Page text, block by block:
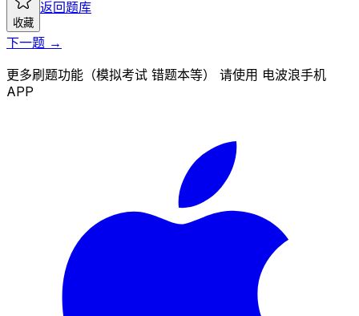
收藏
返回题库
下一题 →
更多刷题功能（模拟考试 错题本等） 请使用 电波浪手机
APP